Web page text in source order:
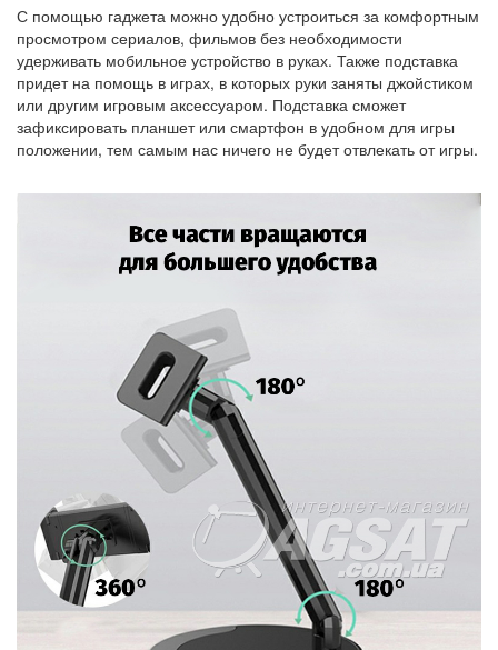
С помощью гаджета можно удобно устроиться за комфортным
просмотром сериалов, фильмов без необходимости
удерживать мобильное устройство в руках. Также подставка
придет на помощь в играх, в которых руки заняты джойстиком
или другим игровым аксессуаром. Подставка сможет
зафиксировать планшет или смартфон в удобном для игры
положении, тем самым нас ничего не будет отвлекать от игры.